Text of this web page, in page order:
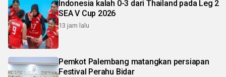
Indonesia kalah 0-3 dari Thailand pada Leg 2
SEA V Cup 2026
13 jam lalu
Pemkot Palembang matangkan persiapan
Festival Perahu Bidar